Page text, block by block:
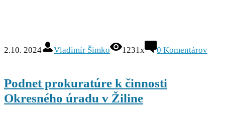
2.10. 2024 Vladimír Šimko 1231x 0 Komentárov
Podnet prokuratúre k činnosti
Okresného úradu v Žiline